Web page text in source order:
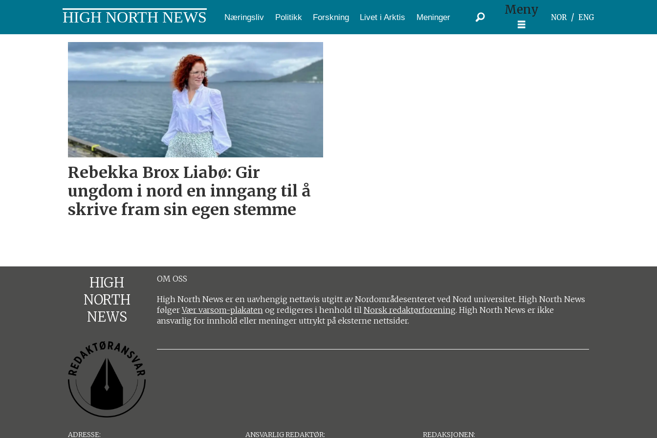
HIGH NORTH NEWS Næringsliv Politikk Forskning Livet i Arktis Meninger Meny
NOR ENG
lykkejegerne
Rebekka Brox Liabø: Gir
ungdom i nord en inngang til å
skrive fram sin egen stemme
HIGH
NORTH
NEWS
OM OSS
High North News er en uavhengig nettavis utgitt av Nordområdesenteret ved Nord universitet. High North News
følgerVær varsom-plakaten og redigeres i henhold til Norsk redaktørforening. High North News er ikke
ansvarlig for innhold eller meninger uttrykt på eksterne nettsider.
ADRESSE: ANSVARLIG REDAKTØR: REDAKSJONEN: